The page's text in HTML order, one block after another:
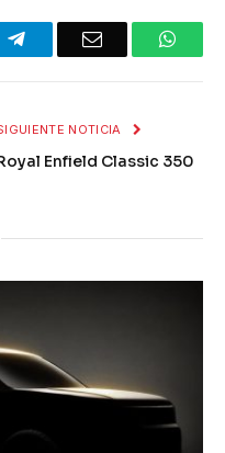
TelegramEmail
NOTICIA
Enfield Classic 350